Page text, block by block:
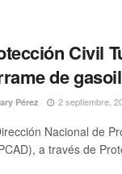
Civil
de gasoil
Pérez 2 septiembre,
Nacional de
a través de